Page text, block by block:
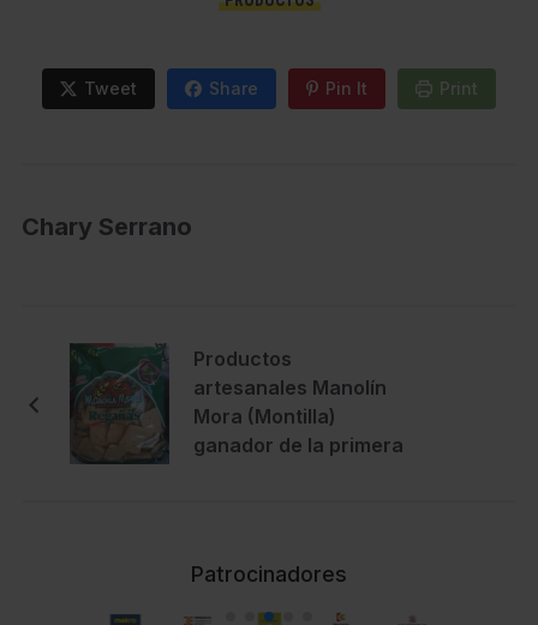
Tweet Share Pin It Print
Chary Serrano
Productos
artesanales Manolín
Mora (Montilla)
ganador de la primera
Patrocinadores